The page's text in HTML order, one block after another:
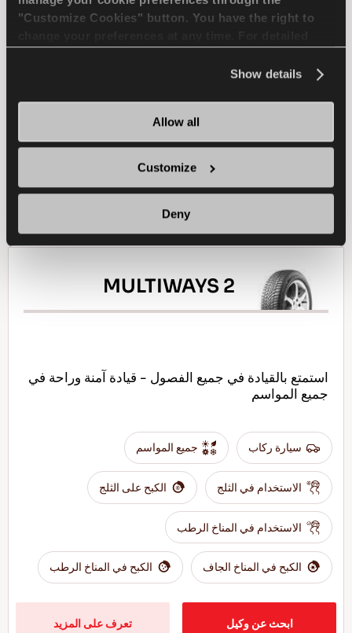
"Customize Cookies" button. You have the right to
Show details
Allow all
Customize
Deny
سيطرة وأمان ممتازان لسيارات الركوب
سيارة ركاب شتاء الجر على الجليد
الكبح على الجليد الاستخدام في الجليد
ابحث عن وكيل تعرف على المزيد
MULTIWAYS 2
استمتع بالقيادة في جميع الفصول - قيادة آمنة وراحة في
جميع المواسم
سيارة ركاب جميع المواسم
الاستخدام في الثلج الكبح على الثلج
الاستخدام في المناخ الرطب
الكبح في المناخ الجاف الكبح في المناخ الرطب
ابحث عن وكيل تعرف على المزيد